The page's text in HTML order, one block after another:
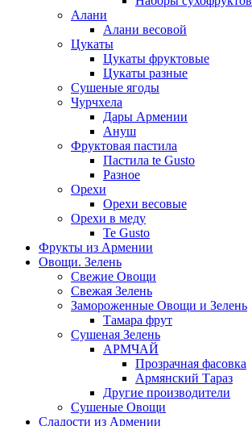
Алани
Алани весовой
Цукаты
Цукаты фруктовые
Цукаты разные
Сушеные ягоды
Чурчхела
Дары Армении
Ануш
Фруктовая пастила
Пастила te Gusto
Разное
Орехи
Орехи весовые
Орехи в меду
Te Gusto
Фрукты из Армении
Овощи. Зелень
Свежие Овощи
Свежая Зелень
Замороженные Овощи и Зелень
Тамара фрут
Сушеная Зелень
АРМЧАЙ
Прозрачная фасовка
Армянский Тараз
Другие производители
Сушеные Овощи
Сладости из Армении